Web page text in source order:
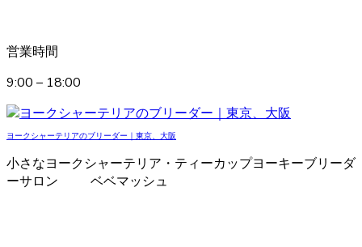
営業時間
9:00 – 18:00
ヨークシャーテリアのブリーダー｜東京、大阪
小さなヨークシャーテリア・ティーカップヨーキーブリーダ
ーサロン ベベマッシュ